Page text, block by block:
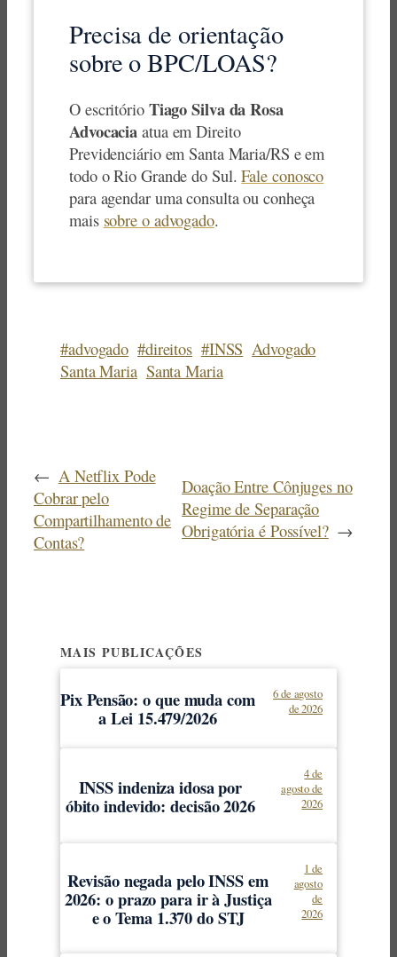
Precisa de orientação
sobre o BPC/LOAS?
O escritório Tiago Silva da Rosa
Advocacia atua em Direito
Previdenciário em Santa Maria/RS e em
todo o Rio Grande do Sul.Fale conosco
para agendar uma consulta ou conheça
mais sobre o advogado.
#advogado #direitos #INSS Advogado
Santa Maria Santa Maria
← A Netflix Pode
Cobrar pelo
Compartilhamento de
Contas?
Doação Entre Cônjuges no
Regime de Separação
Obrigatória é Possível? →
MAIS PUBLICAÇÕES
Pix Pensão: o que muda com
a Lei 15.479/2026
6 de agosto
de 2026
INSS indeniza idosa por
óbito indevido: decisão 2026
4 de
agosto de
2026
Revisão negada pelo INSS em
2026: o prazo para ir à Justiça
e o Tema 1.370 do STJ
1 de
agosto
de
2026